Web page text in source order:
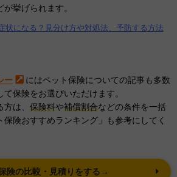
挙げられます。
状になる？見分け方や対処法、予防する方法
ー
にはペット保険についての記事も多数
保険をお選びいただけます。
は、 保険料や補償割合などの条件を一括
保険おすすめランキング」も参考にしてく
険の比較・見積りをする→